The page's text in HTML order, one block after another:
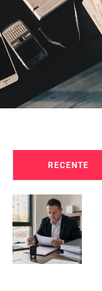
RECENTE